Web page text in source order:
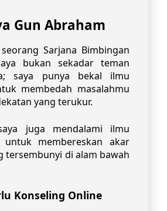
Gun Abraham
Sarjana Bimbingan
bukan sekadar teman
saya punya bekal ilmu
membedah masalahmu
yang terukur.
juga mendalami ilmu
untuk membereskan akar
tersembunyi di alam bawah
Konseling Online